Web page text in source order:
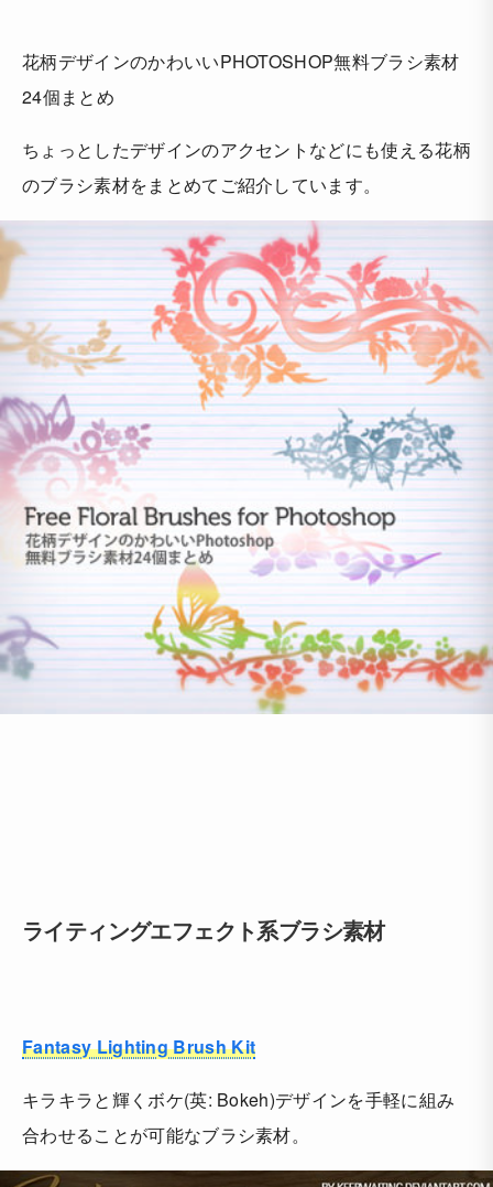
花柄デザインのかわいいPHOTOSHOP無料ブラシ素材
24個まとめ
ちょっとしたデザインのアクセントなどにも使える花柄
のブラシ素材をまとめてご紹介しています。
ライティングエフェクト系ブラシ素材
Fantasy Lighting Brush Kit
キラキラと輝くボケ(英: Bokeh)デザインを手軽に組み
合わせることが可能なブラシ素材。